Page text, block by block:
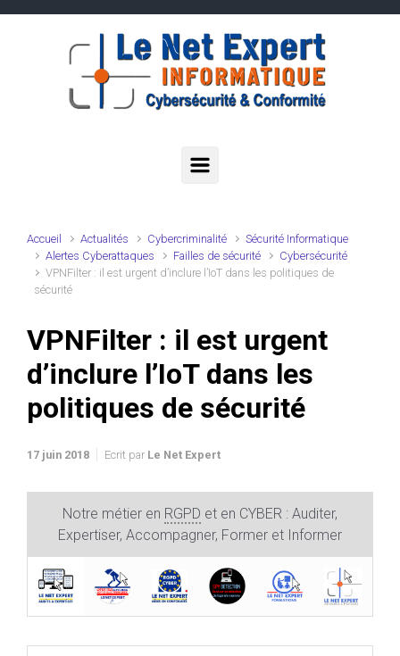
Accueil Actualités Cybercriminalité
Sécurité Informatique
Alertes Cyberattaques
Failles de sécurité
Cybersécurité
VPNFilter : il est urgent d’inclure l’IoT dans les politiques de
sécurité
VPNFilter : il est urgent
d’inclure l’IoT dans les
politiques de sécurité
17 juin 2018 Ecrit par Le Net Expert
Notre métier en RGPD et en CYBER : Auditer,
Expertiser, Accompagner, Former et Informer